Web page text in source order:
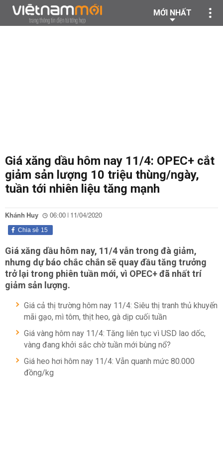
MỚI NHẤT
Giá xăng dầu hôm nay 11/4: OPEC+ cắt
giảm sản lượng 10 triệu thùng/ngày,
tuần tới nhiên liệu tăng mạnh
Khánh Huy 06:00 | 11/04/2020
15
Chia sẻ
Giá xăng dầu hôm nay, 11/4 vẫn trong đà giảm,
nhưng dự báo chắc chắn sẽ quay đầu tăng trưởng
trở lại trong phiên tuần mới, vì OPEC+ đã nhất trí
giảm sản lượng.
Giá cả thị trường hôm nay 11/4: Siêu thị tranh thủ khuyến
mãi gạo, mì tôm, thịt heo, gà dịp cuối tuần
Giá vàng hôm nay 11/4: Tăng liên tục vì USD lao dốc,
vàng đang khởi sắc chờ tuần mới bùng nổ?
Giá heo hơi hôm nay 11/4: Vẫn quanh mức 80.000
đồng/kg